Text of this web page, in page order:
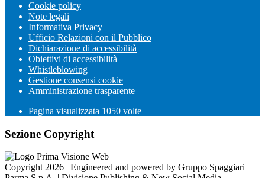
Cookie policy
Note legali
Informativa Privacy
Ufficio Relazioni con il Pubblico
Dichiarazione di accessibilità
Obiettivi di accessibilità
Whistleblowing
Gestione consensi cookie
Amministrazione trasparente
Pagina visualizzata 1050 volte
Sezione Copyright
Copyright 2026 | Engineered and powered by Gruppo Spaggiari